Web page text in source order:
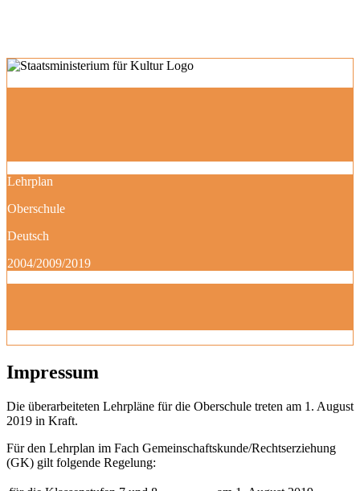
Lehrplan
Oberschule
Deutsch
2004/2009/2019
Impressum
Die überarbeiteten Lehrpläne für die Oberschule treten am 1. August
2019 in Kraft.
Für den Lehrplan im Fach Gemeinschaftskunde/Rechtserziehung
(GK) gilt folgende Regelung: